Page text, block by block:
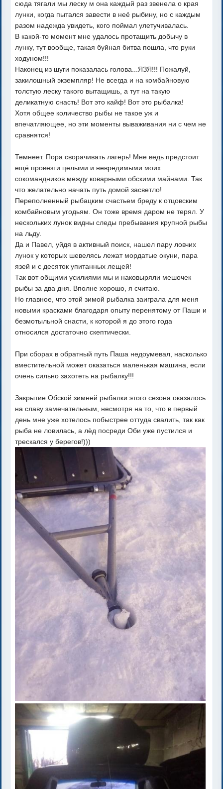
сюда тягали мы леску м она каждый раз звенела о края
лунки, когда пытался завести в неё рыбину, но с каждым
разом надежда увидеть, кого поймал улетучивалась.
В какой-то момент мне удалось протащить добычу в
лунку, тут вообще, такая буйная битва пошла, что руки
ходуном!!!
Наконец из шуги показалась голова...ЯЗЯ!!! Пожалуй,
закилошный экземпляр! Не всегда и на комбайновую
толстую леску такого вытащишь, а тут на такую
деликатную снасть! Вот это кайф! Вот это рыбалка!
Хотя общее количество рыбы не такое уж и
впечатляющее, но эти моменты вываживания ни с чем не
сравнятся!
Темнеет. Пора сворачивать лагерь! Мне ведь предстоит
ещё провезти целыми и невредимыми моих
сокомандников между коварными обскими майнами. Так
что желательно начать путь домой засветло!
Переполненный рыбацким счастьем бреду к отцовским
комбайновым угодьям. Он тоже время даром не терял. У
нескольких лунок видны следы пребывания крупной рыбы
на льду.
Да и Павел, уйдя в активный поиск, нашел пару ловчих
лунок у которых шевелясь лежат мордатые окуни, пара
язей и с десяток упитанных лещей!
Так вот общими усилиями мы и наковыряли мешочек
рыбы за два дня. Вполне хорошо, я считаю.
Но главное, что этой зимой рыбалка заиграла для меня
новыми красками благодаря опыту перенятому от Паши и
безмотыльной снасти, к которой я до этого года
относился достаточно скептически.
При сборах в обратный путь Паша недоумевал, насколько
вместительной может оказаться маленькая машина, если
очень сильно захотеть на рыбалку!!!
Закрытие Обской зимней рыбалки этого сезона оказалось
на славу замечательным, несмотря на то, что в первый
день мне уже хотелось побыстрее оттуда свалить, так как
рыба не ловилась, а лёд посреди Оби уже пустился и
трескался у берегов!)))